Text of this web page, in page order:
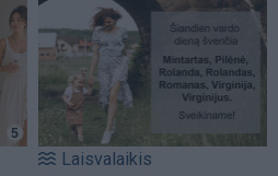
Laisvalaikis